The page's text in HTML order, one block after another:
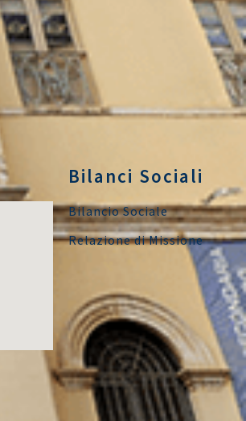
Bilanci Sociali
Bilancio Sociale
Relazione di Missione